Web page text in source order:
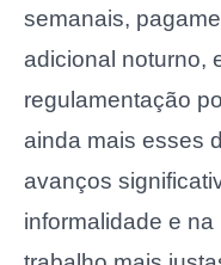
semanais,
adicional noturno,
regulamentação
ainda mais esses
avanços
informalidade e